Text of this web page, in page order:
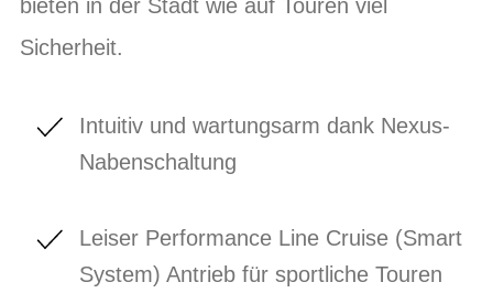
bieten in der Stadt wie auf Touren viel
Sicherheit.
Intuitiv und wartungsarm dank Nexus-
Nabenschaltung
Leiser Performance Line Cruise (Smart
System) Antrieb für sportliche Touren